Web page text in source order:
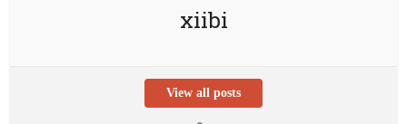
xiibi
View all posts